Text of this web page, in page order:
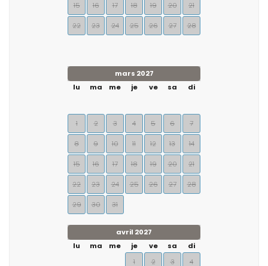
15 16 17 18 19 20 21
22 23 24 25 26 27 28
mars 2027
lu
ma me je ve sa di
1 2 3 4 5 6 7
8 9 10 11 12 13 14
15 16 17 18 19 20 21
22 23 24 25 26 27 28
29 30 31
avril 2027
lu
ma me je ve sa
di
1
2 3 4